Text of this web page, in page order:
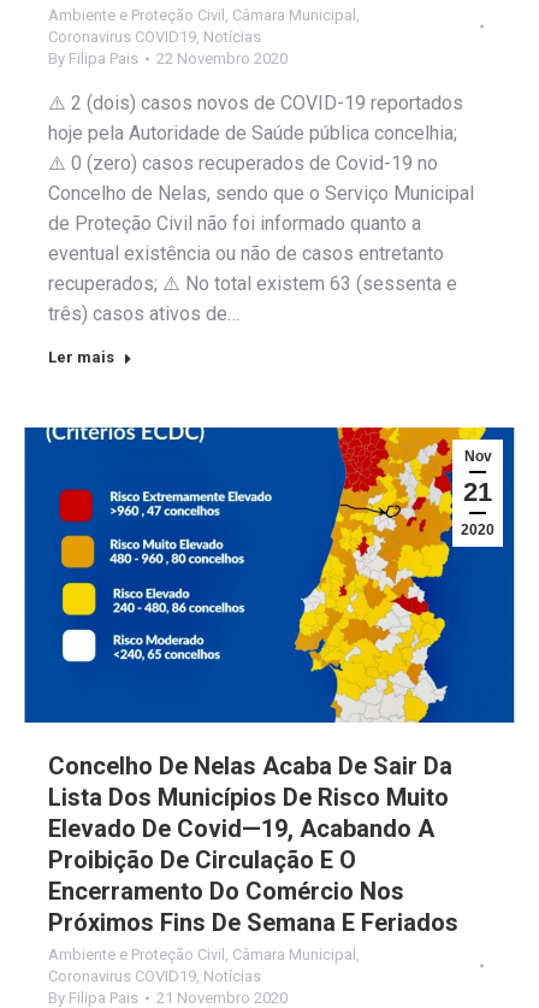
Ambiente e Proteção Civil , Câmara Municipal ,
Coronavirus COVID19, Notícias
By Filipa Pais 22 Novembro 2020
⚠️ 2 (dois) casos novos de COVID-19 reportados
hoje pela Autoridade de Saúde pública concelhia;
⚠️ 0 (zero) casos recuperados de Covid-19 no
Concelho de Nelas, sendo que o Serviço Municipal
de Proteção Civil não foi informado quanto a
eventual existência ou não de casos entretanto
recuperados; ⚠️ No total existem 63 (sessenta e
três) casos ativos de…
Ler mais
Nov
21
2020
Concelho De Nelas Acaba De Sair Da
Lista Dos Municípios De Risco Muito
Elevado De Covid—19, Acabando A
Proibição De Circulação E O
Encerramento Do Comércio Nos
Próximos Fins De Semana E Feriados
Ambiente e Proteção Civil Câmara Municipal
Coronavirus COVID19 Notícias
By Filipa Pais 21 Novembro 2020